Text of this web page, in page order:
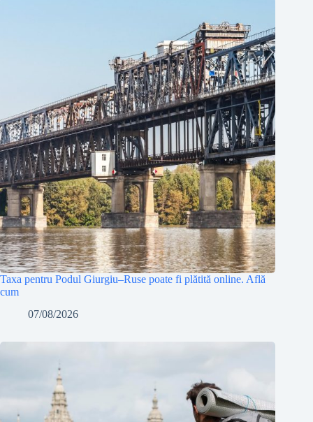
Taxa pentru Podul Giurgiu–Ruse poate fi plătită online. Află
cum
07/08/2026